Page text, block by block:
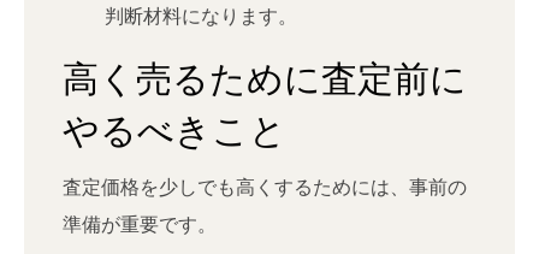
判断材料になります。
高く売るために査定前に
やるべきこと
査定価格を少しでも高くするためには、事前の
準備が重要です。